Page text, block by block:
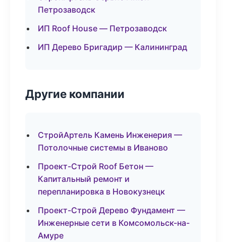
Петрозаводск
ИП Roof House — Петрозаводск
ИП Дерево Бригадир — Калининград
Другие компании
СтройАртель Камень Инженерия —
Потолочные системы в Иваново
Проект-Строй Roof Бетон —
Капитальный ремонт и
перепланировка в Новокузнецк
Проект-Строй Дерево Фундамент —
Инженерные сети в Комсомольск-на-
Амуре